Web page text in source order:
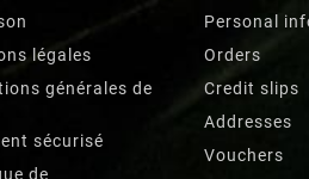
légales
générales de
sécurisé
de
Personal
Orders
Credit slips
Addresses
Vouchers